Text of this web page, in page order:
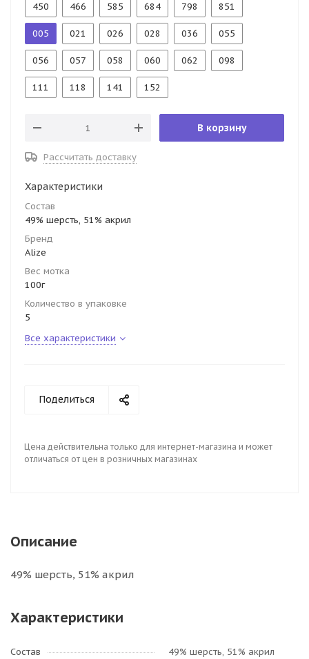
450 466 585 684 798 851
005 021 026 028 036 055
056 057 058 060 062 098
111 118 141 152
В корзину
Рассчитать доставку
Характеристики
Состав
49% шерсть, 51% акрил
Бренд
Alize
Вес мотка
100г
Количество в упаковке
5
Все характеристики
Поделиться
Цена действительна только для интернет-магазина и может
отличаться от цен в розничных магазинах
Описание
49% шерсть, 51% акрил
Характеристики
Состав
49% шерсть, 51% акрил